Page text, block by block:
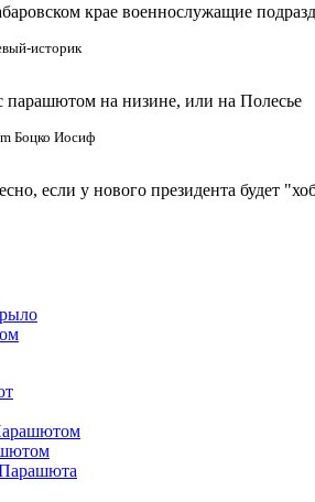
крае военнослужащие
историк
на низине, или на Полесье
Боцко Иосиф
если у нового президента будет